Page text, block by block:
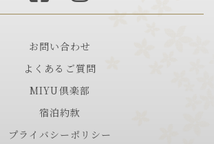
お問い合わせ
よくあるご質問
MIYU倶楽部
宿泊約款
プライバシーポリシー